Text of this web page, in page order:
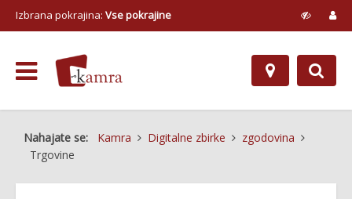
Izbrana pokrajina: Vse pokrajine
Nahajate se: Kamra Digitalne zbirke
zgodovina
Trgovine